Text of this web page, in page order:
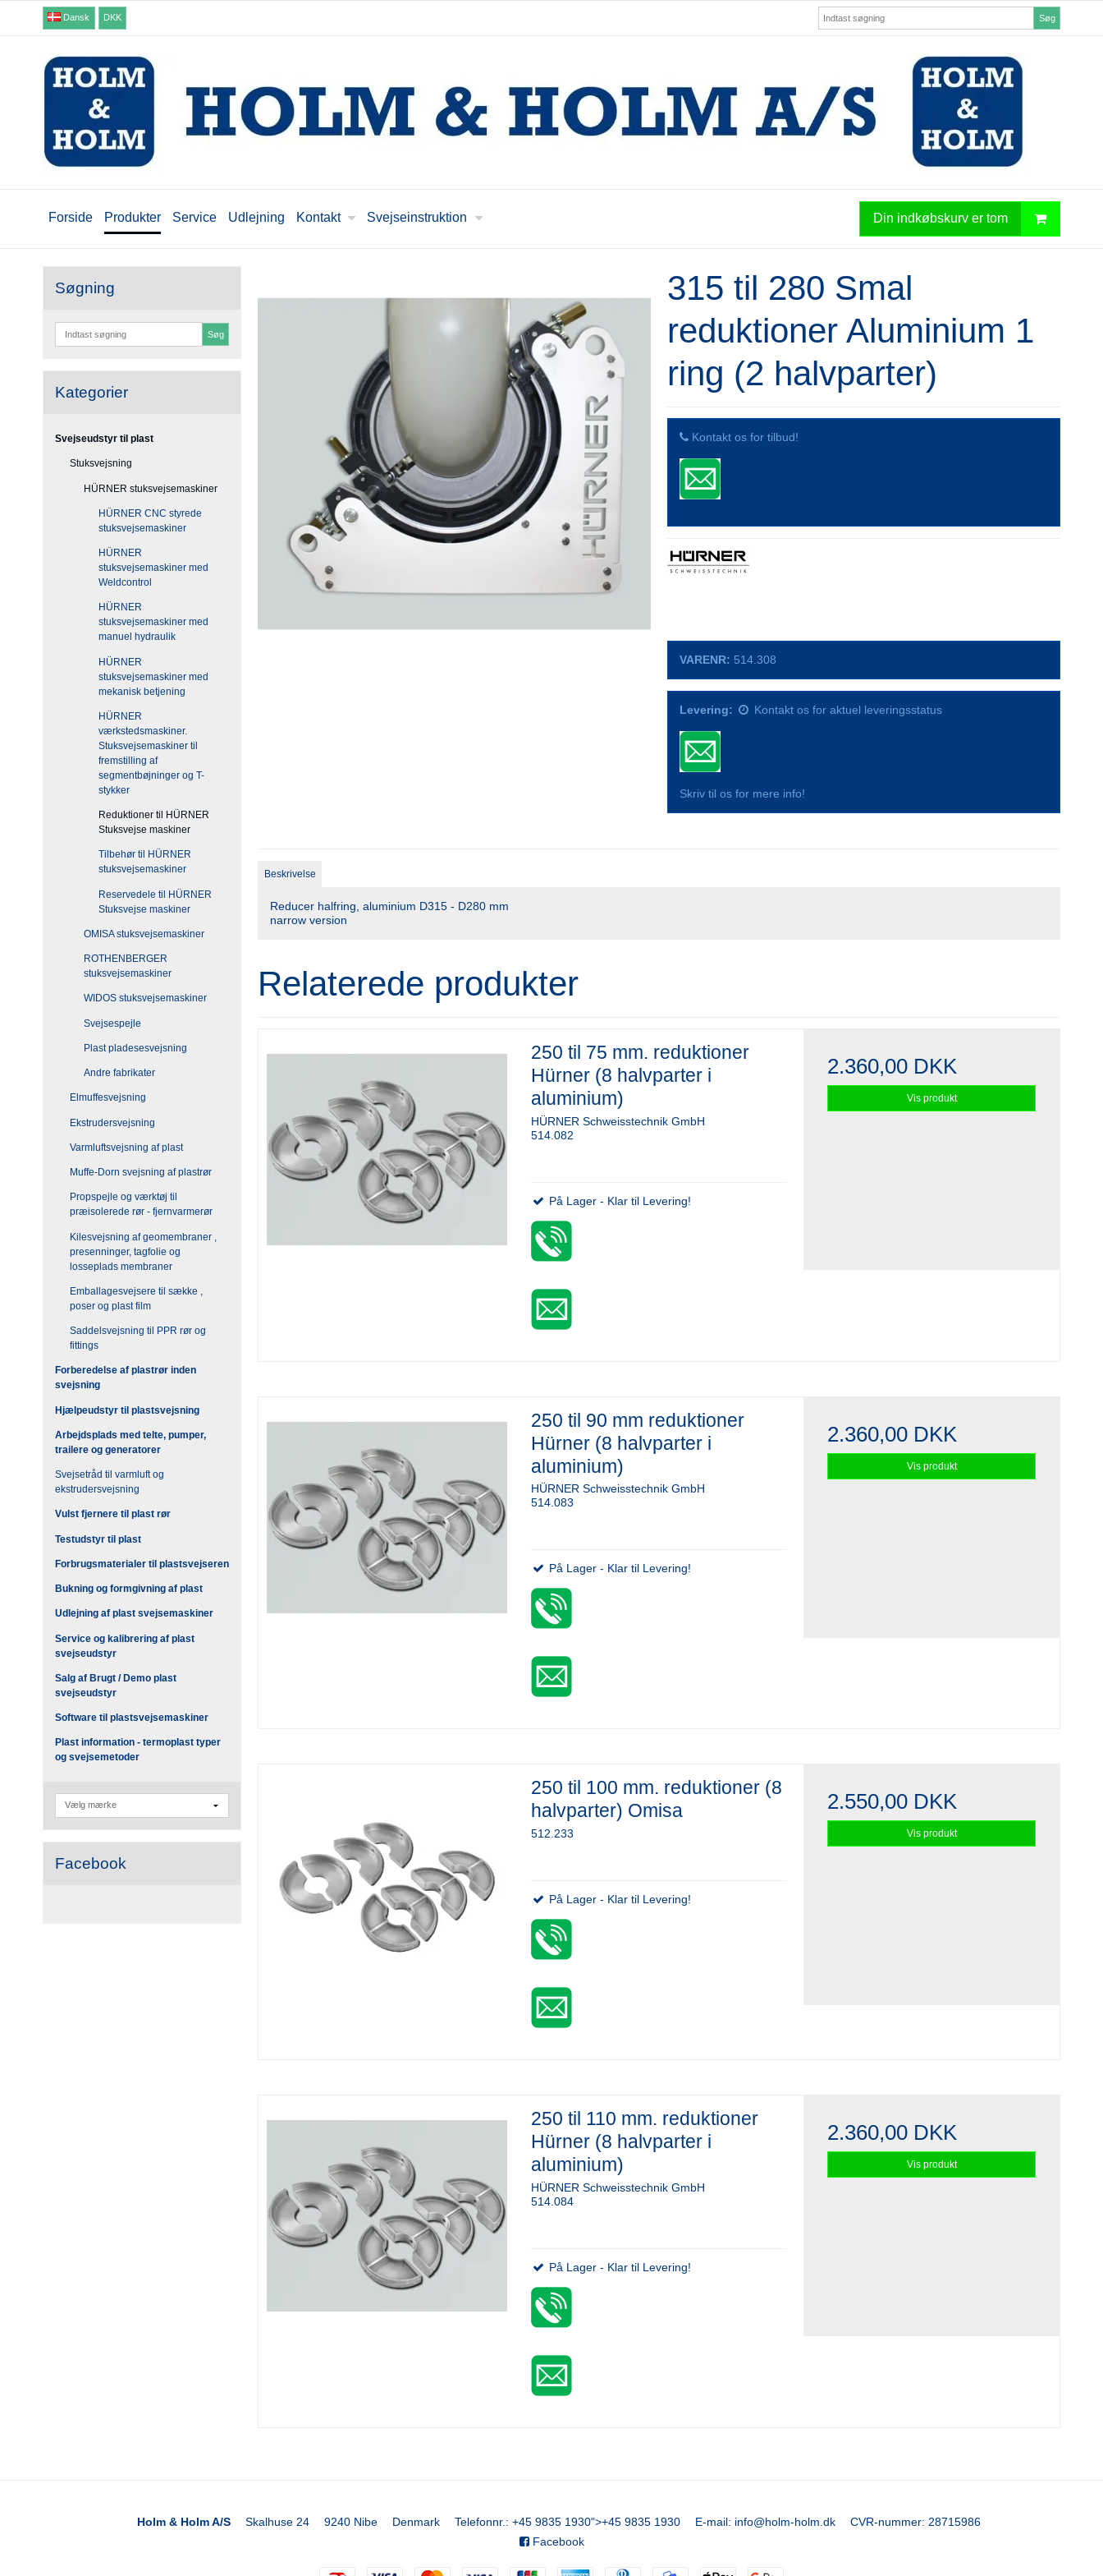
Dansk DKK Søg
Forside Produkter Service Udlejning Kontakt Svejseinstruktion Din indkøbskurv er tom
Søgning
Søg
Kategorier
Svejseudstyr til plast
Stuksvejsning
HÜRNER stuksvejsemaskiner
HÜRNER CNC styrede
stuksvejsemaskiner
HÜRNER
stuksvejsemaskiner med
Weldcontrol
HÜRNER
stuksvejsemaskiner med
manuel hydraulik
HÜRNER
stuksvejsemaskiner med
mekanisk betjening
HÜRNER
værkstedsmaskiner.
Stuksvejsemaskiner til
fremstilling af
segmentbøjninger og T-
stykker
Reduktioner til HÜRNER
Stuksvejse maskiner
Tilbehør til HÜRNER
stuksvejsemaskiner
Reservedele til HÜRNER
Stuksvejse maskiner
OMISA stuksvejsemaskiner
ROTHENBERGER
stuksvejsemaskiner
WIDOS stuksvejsemaskiner
Svejsespejle
Plast pladesesvejsning
Andre fabrikater
Elmuffesvejsning
Ekstrudersvejsning
Varmluftsvejsning af plast
Muffe-Dorn svejsning af plastrør
Propspejle og værktøj til
præisolerede rør - fjernvarmerør
Kilesvejsning af geomembraner ,
presenninger, tagfolie og
losseplads membraner
Emballagesvejsere til sække ,
poser og plast film
Saddelsvejsning til PPR rør og
fittings
Forberedelse af plastrør inden
svejsning
Hjælpeudstyr til plastsvejsning
Arbejdsplads med telte, pumper,
trailere og generatorer
Svejsetråd til varmluft og
ekstrudersvejsning
Vulst fjernere til plast rør
Testudstyr til plast
Forbrugsmaterialer til plastsvejseren
Bukning og formgivning af plast
Udlejning af plast svejsemaskiner
Service og kalibrering af plast
svejseudstyr
Salg af Brugt / Demo plast
svejseudstyr
Software til plastsvejsemaskiner
Plast information - termoplast typer
og svejsemetoder
Facebook
315 til 280 Smal
reduktioner Aluminium 1
ring (2 halvparter)
Kontakt os for tilbud!
VARENR: 514.308
Levering: Kontakt os for aktuel leveringsstatus
Skriv til os for mere info!
Beskrivelse
Reducer halfring, aluminium D315 - D280 mm
narrow version
Relaterede produkter
250 til 75 mm. reduktioner
Hürner (8 halvparter i
aluminium)
HÜRNER Schweisstechnik GmbH
514.082
På Lager - Klar til Levering!
2.360,00 DKK
Vis produkt
250 til 90 mm reduktioner
Hürner (8 halvparter i
aluminium)
HÜRNER Schweisstechnik GmbH
514.083
På Lager - Klar til Levering!
2.360,00 DKK
Vis produkt
250 til 100 mm. reduktioner (8
halvparter) Omisa
512.233
På Lager - Klar til Levering!
2.550,00 DKK
Vis produkt
250 til 110 mm. reduktioner
Hürner (8 halvparter i
aluminium)
HÜRNER Schweisstechnik GmbH
514.084
På Lager - Klar til Levering!
2.360,00 DKK
Vis produkt
Holm & Holm A/S Skalhuse 24 9240 Nibe Denmark Telefonnr.: +45 9835 1930">+45 9835 1930 E-mail: info@holm-holm.dk CVR-nummer: 28715986
Facebook